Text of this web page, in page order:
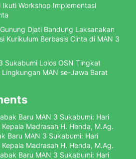
Ikuti Workshop Implementasi
Djati Bandung Laksanakan
Kurikulum Berbasis Cinta di MAN 3
Sukabumi Lolos OSN Tingkat
MAN se-Jawa Barat
Baru MAN 3 Sukabumi: Hari
Madrasah H. Henda, M.Ag.
Baru MAN 3 Sukabumi: Hari
Madrasah H. Henda, M.Ag.
Baru MAN 3 Sukabumi: Hari